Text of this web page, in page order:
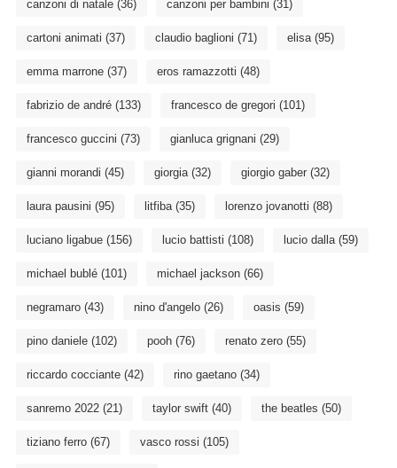
canzoni di natale(36) canzoni per bambini (31)
cartoni animati (37) claudio baglioni (71) elisa(95)
emma marrone(37) eros ramazzotti (48)
fabrizio de andré(133) francesco de gregori (101)
francesco guccini (73) gianluca grignani (29)
gianni morandi (45) giorgia(32) giorgio gaber(32)
laura pausini (95) litfiba(35) lorenzo jovanotti (88)
luciano ligabue(156) lucio battisti (108) lucio dalla(59)
michael bublé(101) michael jackson(66)
negramaro(43) nino d'angelo(26) oasis (59)
pino daniele(102) pooh(76) renato zero(55)
riccardo cocciante(42) rino gaetano(34)
sanremo 2022(21) taylor swift(40) the beatles (50)
tiziano ferro(67) vasco rossi (105)